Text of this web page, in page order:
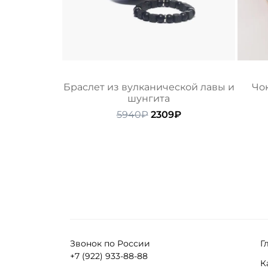
Браслет из вулканической лавы и
шунгита
5940₽ Первоначальная
2309₽Текущая
Звонок по России
+7 (922) 933-88-88